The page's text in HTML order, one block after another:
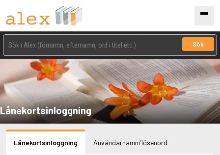
Sök
Lånekortsinloggning
Lånekortsinloggning Användarnamn/lösenord